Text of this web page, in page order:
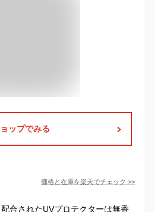
ップでみる
価格と在庫を楽天でチェック >>
合されたUVプロテクターは無香